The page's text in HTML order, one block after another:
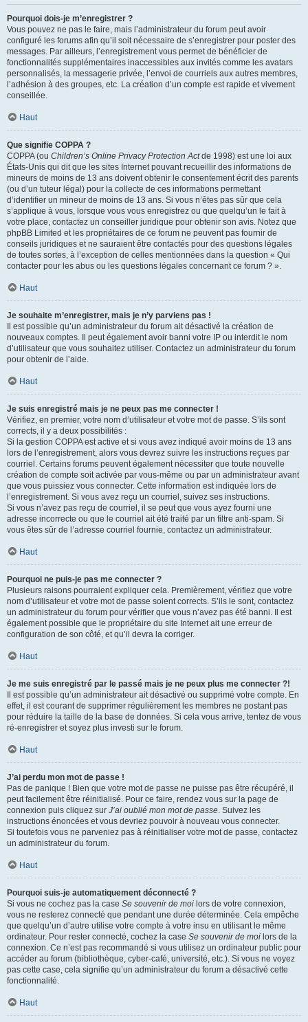
Pourquoi dois-je m’enregistrer ?
Vous pouvez ne pas le faire, mais l’administrateur du forum peut avoir
configuré les forums afin qu’il soit nécessaire de s’enregistrer pour poster des
messages. Par ailleurs, l’enregistrement vous permet de bénéficier de
fonctionnalités supplémentaires inaccessibles aux invités comme les avatars
personnalisés, la messagerie privée, l’envoi de courriels aux autres membres,
l’adhésion à des groupes, etc. La création d’un compte est rapide et vivement
conseillée.
Haut
Que signifie COPPA ?
COPPA (ou Children’s Online Privacy Protection Actde 1998) est une loi aux
États-Unis qui dit que les sites Internet pouvant recueillir des informations de
mineurs de moins de 13 ans doivent obtenir le consentement écrit des parents
(ou d’un tuteur légal) pour la collecte de ces informations permettant
d’identifier un mineur de moins de 13 ans. Si vous n’êtes pas sûr que cela
s’applique à vous, lorsque vous vous enregistrez ou que quelqu’un le fait à
votre place, contactez un conseiller juridique pour obtenir son avis. Notez que
phpBB Limited et les propriétaires de ce forum ne peuvent pas fournir de
conseils juridiques et ne sauraient être contactés pour des questions légales
de toutes sortes, à l’exception de celles mentionnées dans la question « Qui
contacter pour les abus ou les questions légales concernant ce forum ? ».
Haut
Je souhaite m’enregistrer, mais je n’y parviens pas !
Il est possible qu’un administrateur du forum ait désactivé la création de
nouveaux comptes. Il peut également avoir banni votre IP ou interdit le nom
d’utilisateur que vous souhaitez utiliser. Contactez un administrateur du forum
pour obtenir de l’aide.
Haut
Je suis enregistré mais je ne peux pas me connecter !
Vérifiez, en premier, votre nom d’utilisateur et votre mot de passe. S’ils sont
corrects, il y a deux possibilités :
Si la gestion COPPA est active et si vous avez indiqué avoir moins de 13 ans
lors de l’enregistrement, alors vous devrez suivre les instructions reçues par
courriel. Certains forums peuvent également nécessiter que toute nouvelle
création de compte soit activée par vous-même ou par un administrateur avant
que vous puissiez vous connecter. Cette information est indiquée lors de
l’enregistrement. Si vous avez reçu un courriel, suivez ses instructions.
Si vous n’avez pas reçu de courriel, il se peut que vous ayez fourni une
adresse incorrecte ou que le courriel ait été traité par un filtre anti-spam. Si
vous êtes sûr de l’adresse courriel fournie, contactez un administrateur.
Haut
Pourquoi ne puis-je pas me connecter ?
Plusieurs raisons pourraient expliquer cela. Premièrement, vérifiez que votre
nom d’utilisateur et votre mot de passe soient corrects. S’ils le sont, contactez
un administrateur du forum pour vérifier que vous n’avez pas été banni. Il est
également possible que le propriétaire du site Internet ait une erreur de
configuration de son côté, et qu’il devra la corriger.
Haut
Je me suis enregistré par le passé mais je ne peux plus me connecter ?!
Il est possible qu’un administrateur ait désactivé ou supprimé votre compte. En
effet, il est courant de supprimer régulièrement les membres ne postant pas
pour réduire la taille de la base de données. Si cela vous arrive, tentez de vous
ré-enregistrer et soyez plus investi sur le forum.
Haut
J’ai perdu mon mot de passe !
Pas de panique ! Bien que votre mot de passe ne puisse pas être récupéré, il
peut facilement être réinitialisé. Pour ce faire, rendez vous sur la page de
connexion puis cliquez sur J’ai oublié mon mot de passe. Suivez les
instructions énoncées et vous devriez pouvoir à nouveau vous connecter.
Si toutefois vous ne parveniez pas à réinitialiser votre mot de passe, contactez
un administrateur du forum.
Haut
Pourquoi suis-je automatiquement déconnecté ?
Si vous ne cochez pas la case Se souvenir de moi lors de votre connexion,
vous ne resterez connecté que pendant une durée déterminée. Cela empêche
que quelqu’un d’autre utilise votre compte à votre insu en utilisant le même
ordinateur. Pour rester connecté, cochez la case Se souvenir de moi lors de la
connexion. Ce n’est pas recommandé si vous utilisez un ordinateur public pour
accéder au forum (bibliothèque, cyber-café, université, etc.). Si vous ne voyez
pas cette case, cela signifie qu’un administrateur du forum a désactivé cette
fonctionnalité.
Haut